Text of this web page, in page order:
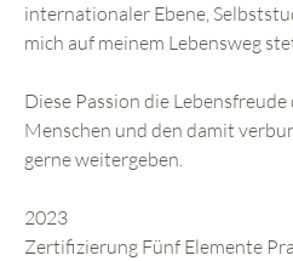
internationaler Ebene,
mich auf meinem Lebensweg
Diese Passion die
Menschen und den damit
gerne weitergeben.
2023
Zertifizierung Fünf Elemente